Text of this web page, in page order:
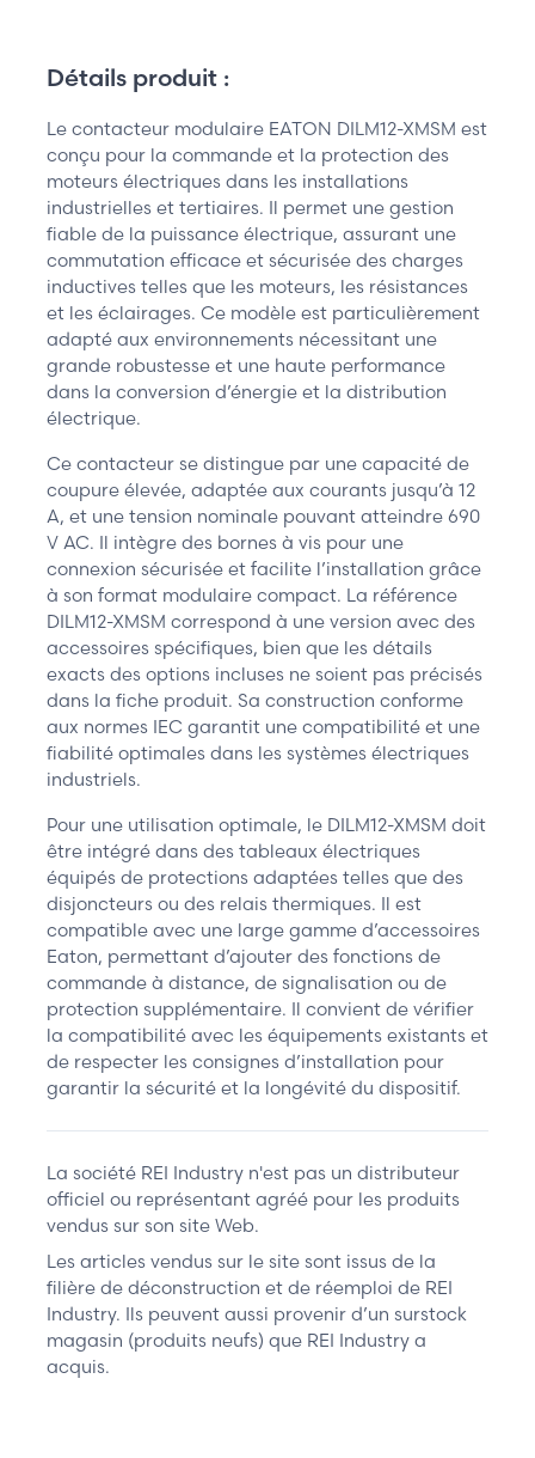
Détails produit :
Le contacteur modulaire EATON DILM12-XMSM est
conçu pour la commande et la protection des
moteurs électriques dans les installations
industrielles et tertiaires. Il permet une gestion
fiable de la puissance électrique, assurant une
commutation efficace et sécurisée des charges
inductives telles que les moteurs, les résistances
et les éclairages. Ce modèle est particulièrement
adapté aux environnements nécessitant une
grande robustesse et une haute performance
dans la conversion d’énergie et la distribution
électrique.
Ce contacteur se distingue par une capacité de
coupure élevée, adaptée aux courants jusqu’à 12
A, et une tension nominale pouvant atteindre 690
V AC. Il intègre des bornes à vis pour une
connexion sécurisée et facilite l’installation grâce
à son format modulaire compact. La référence
DILM12-XMSM correspond à une version avec des
accessoires spécifiques, bien que les détails
exacts des options incluses ne soient pas précisés
dans la fiche produit. Sa construction conforme
aux normes IEC garantit une compatibilité et une
fiabilité optimales dans les systèmes électriques
industriels.
Pour une utilisation optimale, le DILM12-XMSM doit
être intégré dans des tableaux électriques
équipés de protections adaptées telles que des
disjoncteurs ou des relais thermiques. Il est
compatible avec une large gamme d’accessoires
Eaton, permettant d’ajouter des fonctions de
commande à distance, de signalisation ou de
protection supplémentaire. Il convient de vérifier
la compatibilité avec les équipements existants et
de respecter les consignes d’installation pour
garantir la sécurité et la longévité du dispositif.
La société REI Industry n'est pas un distributeur
officiel ou représentant agréé pour les produits
vendus sur son site Web.
Les articles vendus sur le site sont issus de la
filière de déconstruction et de réemploi de REI
Industry. Ils peuvent aussi provenir d’un surstock
magasin (produits neufs) que REI Industry a
acquis.